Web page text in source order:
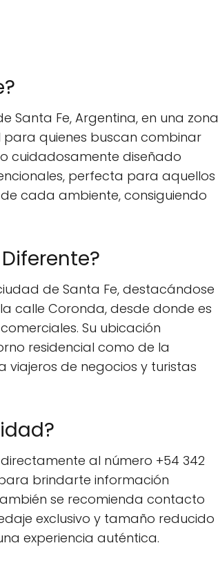
Santa Fe, Argentina, en una zona
para quienes buscan combinar
cuidadosamente diseñado
perfecta para aquellos
cada ambiente, consiguiendo
de Santa Fe, destacándose
calle Coronda, desde donde es
Su ubicación
residencial como de la
de negocios y turistas
al número +54 342
brindarte información
se recomienda contacto
exclusivo y tamaño reducido
experiencia auténtica.